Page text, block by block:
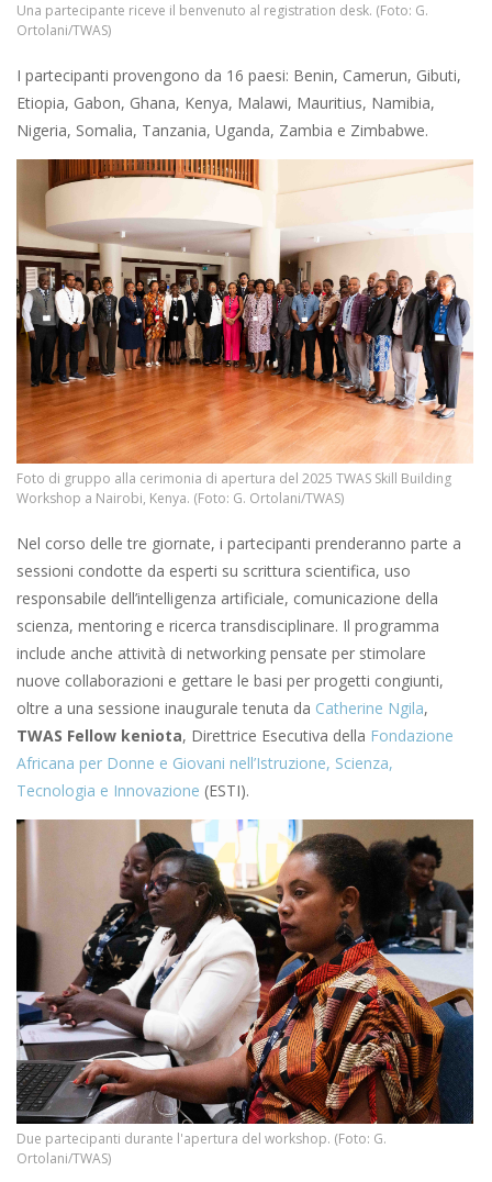
Una partecipante riceve il benvenuto al registration desk. (Foto: G.
Ortolani/TWAS)
I partecipanti provengono da 16 paesi: Benin, Camerun, Gibuti,
Etiopia, Gabon, Ghana, Kenya, Malawi, Mauritius, Namibia,
Nigeria, Somalia, Tanzania, Uganda, Zambia e Zimbabwe.
Foto di gruppo alla cerimonia di apertura del 2025 TWAS Skill Building
Workshop a Nairobi, Kenya. (Foto: G. Ortolani/TWAS)
Nel corso delle tre giornate, i partecipanti prenderanno parte a
sessioni condotte da esperti su scrittura scientifica, uso
responsabile dell’intelligenza artificiale, comunicazione della
scienza, mentoring e ricerca transdisciplinare. Il programma
include anche attività di networking pensate per stimolare
nuove collaborazioni e gettare le basi per progetti congiunti,
oltre a una sessione inaugurale tenuta da Catherine Ngila,
TWAS Fellow keniota, Direttrice Esecutiva della Fondazione
Africana per Donne e Giovani nell’Istruzione, Scienza,
Tecnologia e Innovazione (ESTI).
Due partecipanti durante l'apertura del workshop. (Foto: G.
Ortolani/TWAS)